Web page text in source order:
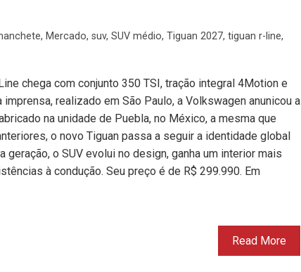
, Mercado, suv, SUV médio, Tiguan 2027, tiguan r-line,
chega com conjunto 350 TSI, tração integral 4Motion e
realizado em São Paulo, a Volkswagen anunicou a
na unidade de Puebla, no México, a mesma que
o novo Tiguan passa a seguir a identidade global
geração, o SUV evolui no design, ganha um interior mais
à condução. Seu preço é de R$ 299.990. Em
Read More